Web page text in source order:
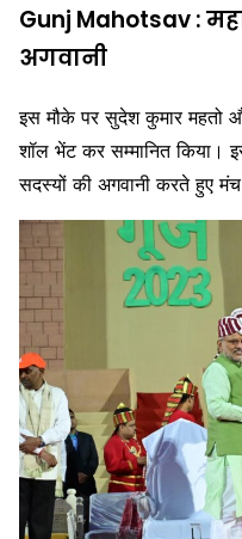
Gunj Mahotsav :
अगवानी
इस मौके पर सुदेश कुमार महतो
शॉल भेंट कर सम्मानित किया।
सदस्यों की अगवानी करते हुए